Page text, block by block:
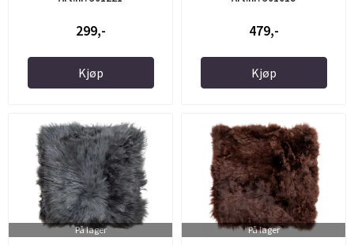
299,-
Kjøp
479,-
Kjøp
På lager På lager